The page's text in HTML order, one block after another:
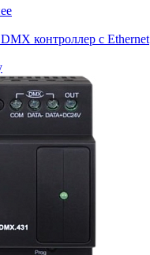
контроллер с Ethernet